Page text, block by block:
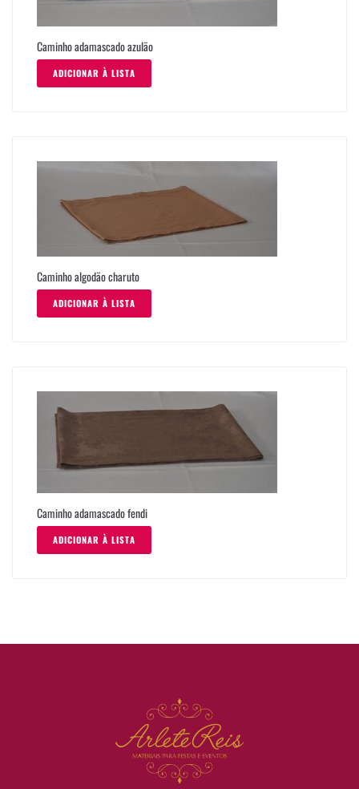
Caminho adamascado azulão
ADICIONAR À LISTA
Caminho algodão charuto
ADICIONAR À LISTA
Caminho adamascado fendi
ADICIONAR À LISTA